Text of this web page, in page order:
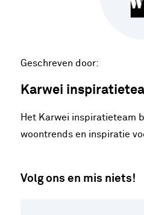
Geschreven door:
Karwei
Het Karwei inspiratieteam
woontrends en inspiratie
Volg ons en mis niets!